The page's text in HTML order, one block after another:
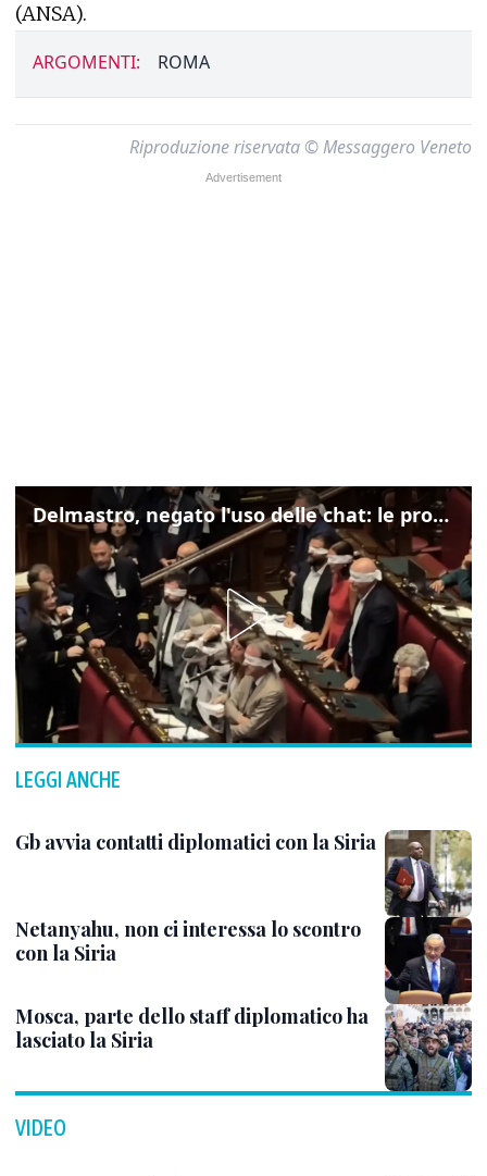
(ANSA).
ARGOMENTI: ROMA
Riproduzione riservata © Messaggero Veneto
Delmastro, negato l'uso delle chat: le proteste di Avs e M5s
LEGGI ANCHE
Gb avvia contatti diplomatici con la Siria
Netanyahu, non ci interessa lo scontro
con la Siria
Mosca, parte dello staff diplomatico ha
lasciato la Siria
VIDEO